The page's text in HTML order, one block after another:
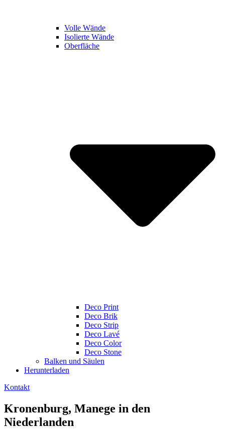
Volle Wände
Isolierte Wände
Oberfläche
Deco Print
Deco Brik
Deco Strip
Deco Lavé
Deco Color
Deco Stone
Balken und Säulen
Herunterladen
Kontakt
Kronenburg, Manege in den
Niederlanden